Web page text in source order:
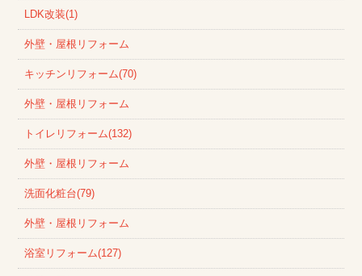
LDK改装(1)
外壁・屋根リフォーム
キッチンリフォーム(70)
外壁・屋根リフォーム
トイレリフォーム(132)
外壁・屋根リフォーム
洗面化粧台(79)
外壁・屋根リフォーム
浴室リフォーム(127)